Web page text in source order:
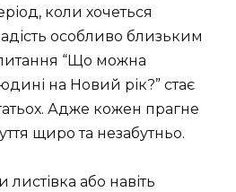
коли хочеться
особливо близьким
“Що можна
на Новий рік?” стає
Адже кожен прагне
щиро та незабутньо.
або навіть